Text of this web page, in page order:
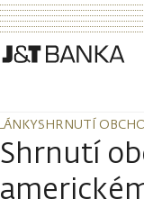
SHRNUTÍ
SHRNUTÍ
Shrnutí